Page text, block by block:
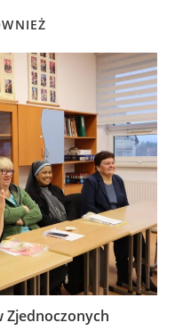
Zjednoczonych